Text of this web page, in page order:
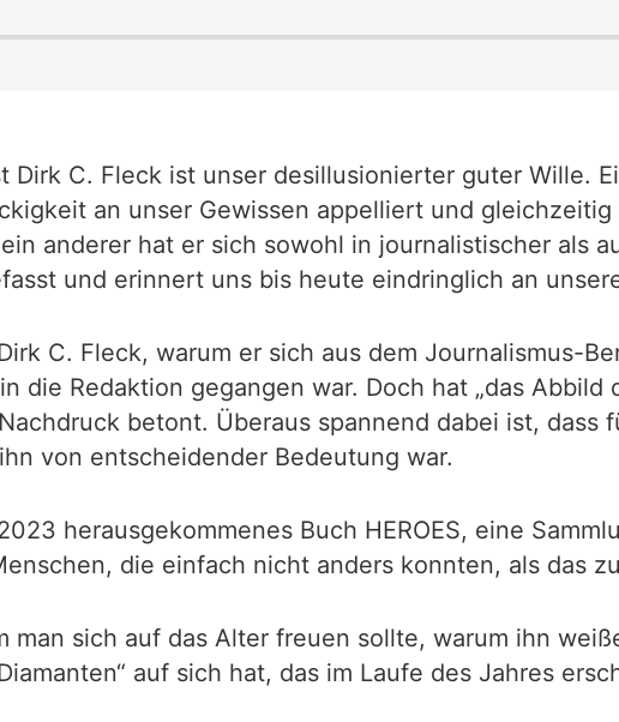
C. Fleck ist unser desillusionierter guter Wille.
an unser Gewissen appelliert und
anderer hat er sich sowohl in journalistischer als
und erinnert uns bis heute eindringlich an
C. Fleck, warum er sich aus dem Journalismus-
die Redaktion gegangen war. Doch hat „das
betont. Überaus spannend dabei ist, dass
von entscheidender Bedeutung war.
herausgekommenes Buch HEROES, eine
die einfach nicht anders konnten, als das
man sich auf das Alter freuen sollte, warum ihn
auf sich hat, das im Laufe des Jahres